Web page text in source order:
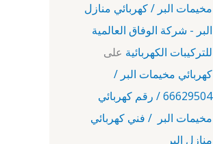
مخيمات البر / كهربائي منازل
البر - شركة الوفاق العالمية
للتركيبات الكهربائية على
كهربائي مخيمات البر /
66629504 / رقم كهربائي
مخيمات البر / فني كهربائي
منازل البر